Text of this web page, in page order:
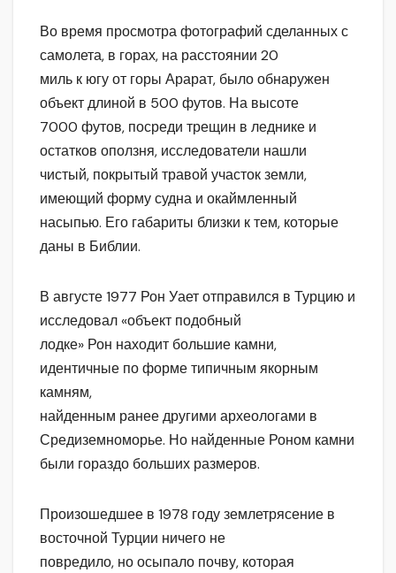
Во время просмотра фотографий сделанных с
самолета, в горах, на расстоянии 20
миль к югу от горы Арарат, было обнаружен
объект длиной в 500 футов. На высоте
7000 футов, посреди трещин в леднике и
остатков оползня, исследователи нашли
чистый, покрытый травой участок земли,
имеющий форму судна и окаймленный
насыпью. Его габариты близки к тем, которые
даны в Библии.
В августе 1977 Рон Уает отправился в Турцию и
исследовал «объект подобный
лодке» Рон находит большие камни,
идентичные по форме типичным якорным
камням,
найденным ранее другими археологами в
Средиземноморье. Но найденные Роном камни
были гораздо больших размеров.
Произошедшее в 1978 году землетрясение в
восточной Турции ничего не
повредило, но осыпало почву, которая